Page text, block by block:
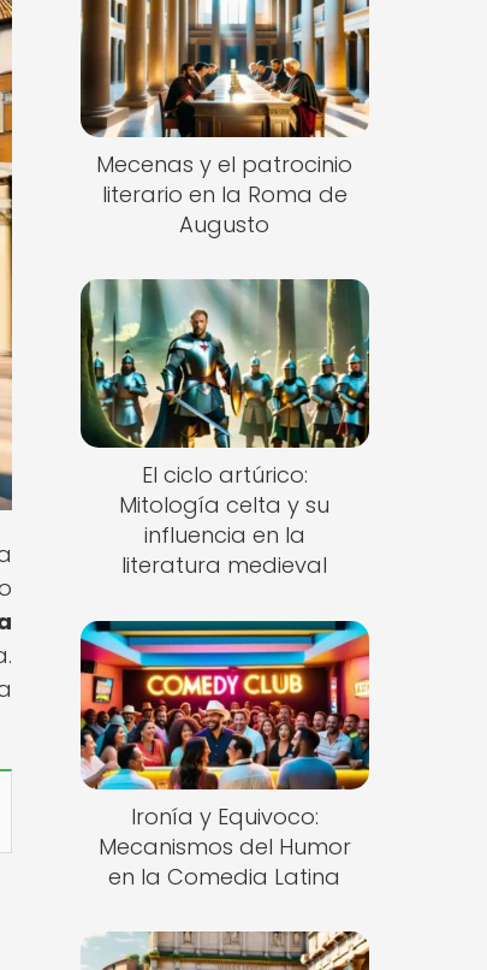
Mecenas y el patrocinio
literario en la Roma de
Augusto
El ciclo artúrico:
Mitología celta y su
influencia en la
literatura medieval
Ironía y Equivoco:
Mecanismos del Humor
en la Comedia Latina